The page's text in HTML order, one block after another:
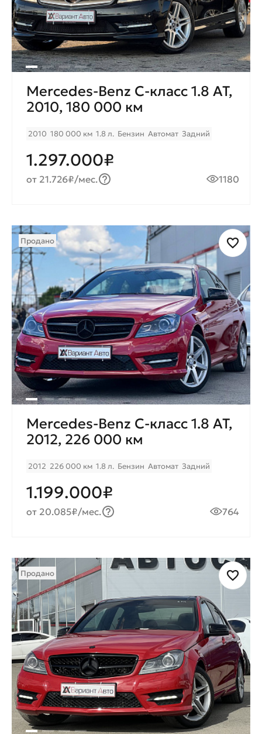
Mercedes-Benz C-класс 1.8 AT,
2010, 180 000 км
2010 180 000 км 1.8 л. Бензин Автомат Задний
1.297.000₽
от 21.726₽/мес. 1180
Продано
Mercedes-Benz C-класс 1.8 AT,
2012, 226 000 км
2012 226 000 км 1.8 л. Бензин Автомат Задний
1.199.000₽
от 20.085₽/мес. 764
Продано